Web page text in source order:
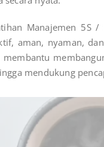
Manajemen 5S
aman, nyaman,
membantu
mendukung